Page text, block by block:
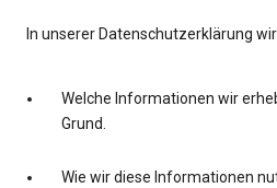
In unserer Datenschutzerklärung
Welche Informationen wir
Grund.
Wie wir diese Informationen